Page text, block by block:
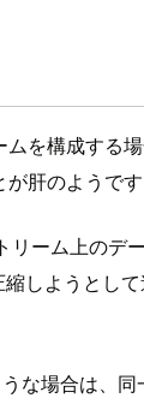
を構成する場
肝のようです
リーム上のデ
しようとし
な場合は、同